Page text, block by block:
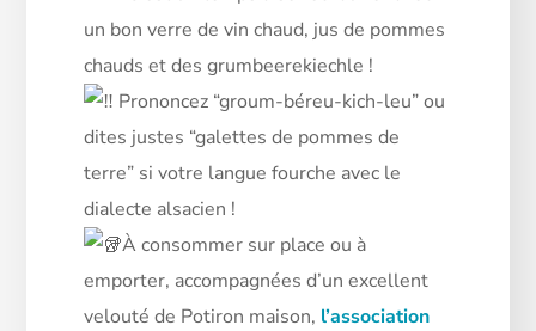
un bon verre de vin chaud, jus de pommes
chauds et des grumbeerekiechle !
Prononcez “groum-béreu-kich-leu” ou
dites justes “galettes de pommes de
terre” si votre langue fourche avec le
dialecte alsacien !
À consommer sur place ou à
emporter, accompagnées d’un excellent
velouté de Potiron maison, l’association